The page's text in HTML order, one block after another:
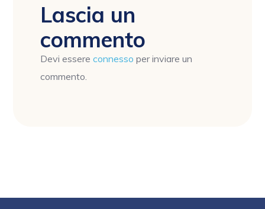
Lascia un
commento
Devi essereconnesso per inviare un
commento.